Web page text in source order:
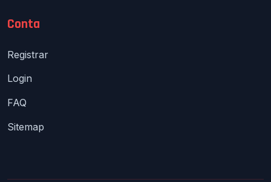
Conta
Registrar
Login
FAQ
Sitemap